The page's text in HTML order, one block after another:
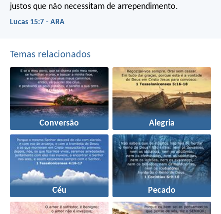
justos que não necessitam de arrependimento.
Lucas 15:7 - ARA
Temas relacionados
Conversão Alegria
Céu Pecado